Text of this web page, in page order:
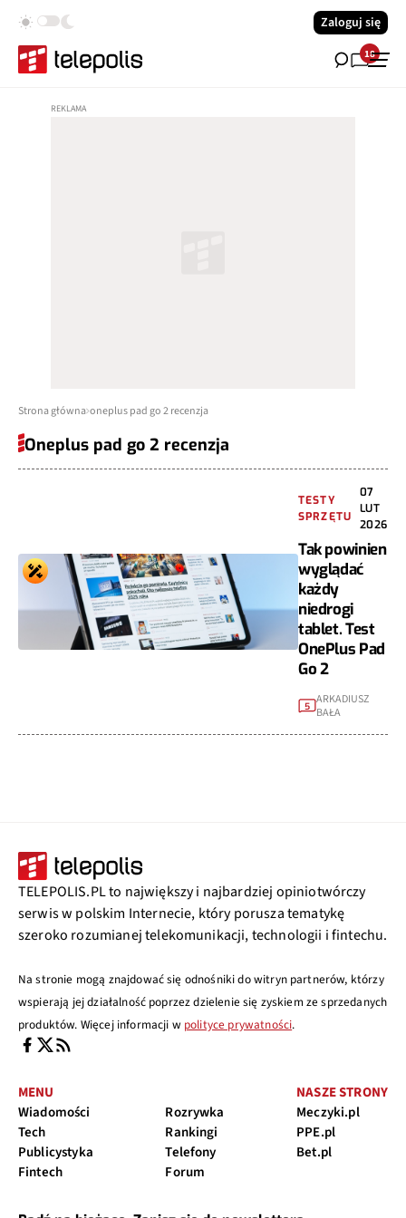
Zaloguj się
18
Strona główna oneplus pad go 2 recenzja
Oneplus pad go 2 recenzja
TESTY
SPRZĘTU
07
LUT
2026
Tak powinien
wyglądać
każdy
niedrogi
tablet. Test
OnePlus Pad
Go 2
5 ARKADIUSZ
BAŁA
TELEPOLIS.PL to największy i najbardziej opiniotwórczy
serwis w polskim Internecie, który porusza tematykę
szeroko rozumianej telekomunikacji, technologii i fintechu.
Na stronie mogą znajdować się odnośniki do witryn partnerów, którzy
wspierają jej działalność poprzez dzielenie się zyskiem ze sprzedanych
produktów. Więcej informacji w polityce prywatności.
MENU
Wiadomości
Tech
Publicystyka
Fintech
Rozrywka
Rankingi
Telefony
Forum
NASZE STRONY
Meczyki.pl
PPE.pl
Bet.pl